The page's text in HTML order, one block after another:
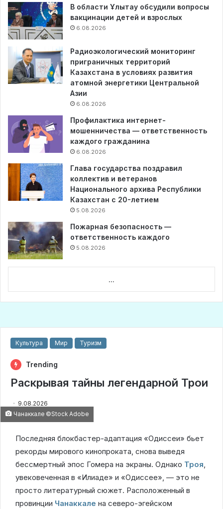
В области Ұлытау обсудили вопросы
вакцинации детей и взрослых
6.08.2026
Радиоэкологический мониторинг
приграничных территорий
Казахстана в условиях развития
атомной энергетики Центральной
Азии
6.08.2026
Профилактика интернет-
мошенничества — ответственность
каждого гражданина
6.08.2026
Глава государства поздравил
коллектив и ветеранов
Национального архива Республики
Казахстан с 20-летием
5.08.2026
Пожарная безопасность —
ответственность каждого
5.08.2026
...